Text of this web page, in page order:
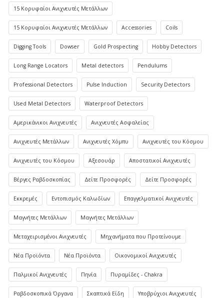
15 Κορυφαίοι Ανιχνευτές Μετάλλων
15 Κορυφαίοι Ανιχνευτές Μετάλλων Accessories Coils
Digging Tools Dowser Gold Prospecting Hobby Detectors
Long Range Locators Metal detectors Pendulums
Professional Detectors Pulse Induction Security Detectors
Used Metal Detectors Waterproof Detectors
Αμερικάνικοι Ανιχνευτές Ανιχνευτές Ασφαλείας
Ανιχνευτές Μετάλλων Ανιχνευτές Χόμπυ Ανιχνευτές του Κόσμου
Ανιχνευτές του Κόσμου Αξεσουάρ Αποστατικοί Ανιχνευτές
Βέργες Ραβδοσκοπίας Δείτε Προσφορές Δείτε Προσφορές
Εκκρεμές Εντοπισμός Καλωδίων Επαγγελματικοί Ανιχνευτές
Μαγνήτες Μετάλλων Μαγνήτες Μετάλλων
Μεταχειρισμένοι Ανιχνευτές Μηχανήματα που Προτείνουμε
Νέα Προϊόντα Νέα Προϊόντα Οικονομικοί Ανιχνευτές
Παλμικοί Ανιχνευτές Πηνία Πυραμίδες - Chakra
Ραβδοσκοπικά Όργανα Σκαπτικά Είδη Υποβρύχιοι Ανιχνευτές